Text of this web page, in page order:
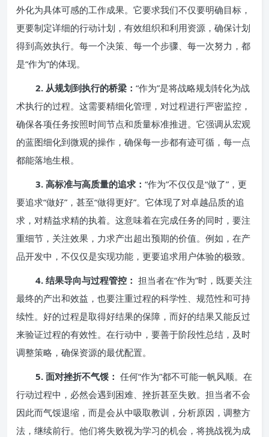
外化为具体可感的工作成果。它要求我们不仅要明确目标，
更要制定详细的行动计划，有效组织和利用资源，确保计划
得到高效执行。每一个决策、每一个步骤、每一次努力，都
是“作为”的体现。
2. 从规划到执行的桥梁： “作为”是将战略规划转化为战
术执行的过程。这需要精细化管理，对过程进行严密监控，
确保各项任务按照时间节点和质量标准推进。它强调从宏观
的蓝图细化到微观的操作，确保每一步都有迹可循，每一点
都能落地生根。
3. 高标准与高质量的追求： “作为”不仅仅是“做了”，更
要追求“做好”，甚至“做得更好”。它体现了对卓越品质的追
求，对精益求精的执着。这意味着在完成任务的同时，要注
重细节，关注效果，力求产出超出预期的价值。例如，在产
品开发中，不仅仅是实现功能，更要追求用户体验的极致。
4. 结果导向与过程管控： 担当者在“作为”时，既要关注
最终的产出和效益，也要注重过程的科学性、规范性和可持
续性。好的过程是取得好结果的保障，而好的结果又能反过
来验证过程的有效性。在行动中，要善于阶段性总结，及时
调整策略，确保资源的最优配置。
5. 面对挫折不气馁： 任何“作为”都不可能一帆风顺。在
行动过程中，必然会遇到困难、挫折甚至失败。担当者不会
因此而气馁退缩，而是会从中吸取教训，分析原因，调整方
法，继续前行。他们将失败视为学习的机会，将挑战视为成